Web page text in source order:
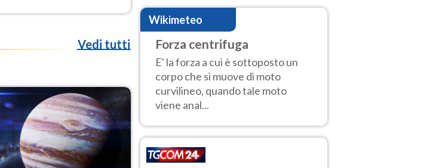
Vedi tutti
previsioni.
Wikimeteo
Forza centrifuga
E' la forza a cui è sottoposto un
corpo che si muove di moto
curvilineo, quando tale moto
viene anal...